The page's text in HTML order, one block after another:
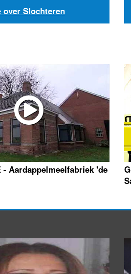
over Slochteren
- Aardappelmeelfabriek 'de